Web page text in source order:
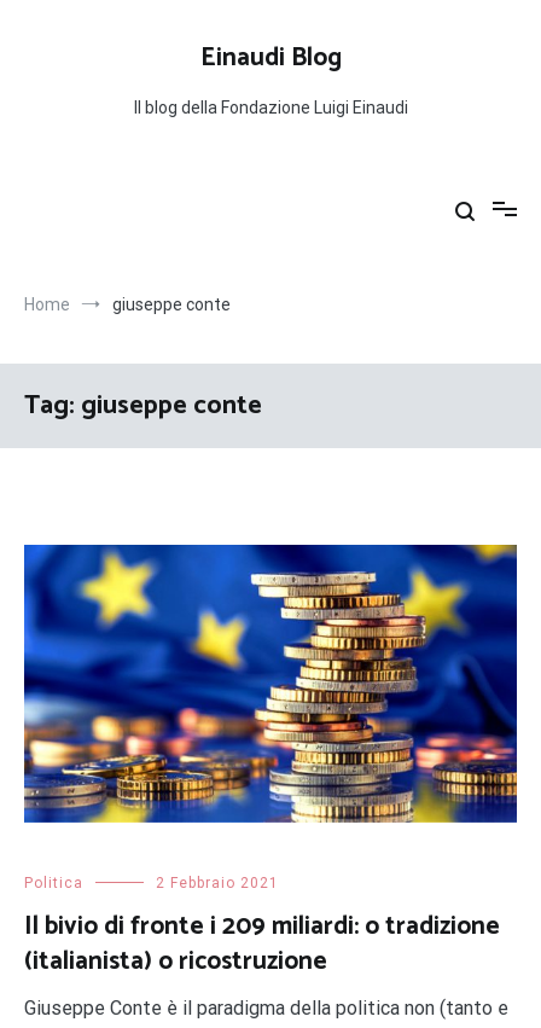
Einaudi Blog
Il blog della Fondazione Luigi Einaudi
Home giuseppe conte
Tag:giuseppe conte
Politica 2 Febbraio 2021
Il bivio di fronte i 209 miliardi: o tradizione
(italianista) o ricostruzione
Giuseppe Conte è il paradigma della politica non (tanto e